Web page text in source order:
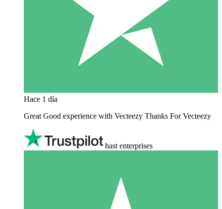
Hace 1 día
Great Good experience with Vecteezy Thanks For Vecteezy
hast enterprises